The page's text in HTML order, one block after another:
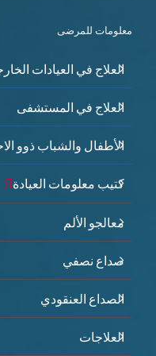
معلومات للمرضى
العلاج في العيادات
العلاج في المستشفى
الأطفال والشباب ذوو
كتيب معلومات العيادة
معالجو الألم
صداع نصفي
الصداع العنقودي
العلاجات